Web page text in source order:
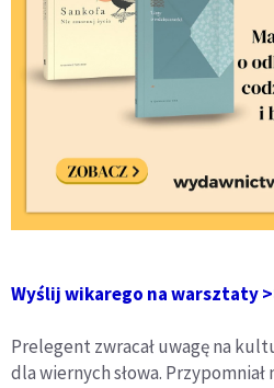
Wyślij wikarego na warsztaty
Prelegent zwracał uwagę na
dla wiernych słowa.